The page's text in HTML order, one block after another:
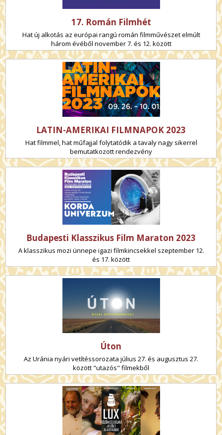
17. Román Filmhét
Hat új alkotás az európai rangú román filmművészet elmúlt
három évéből november 7. és 12. között
LATIN-AMERIKAI FILMNAPOK 2023
Hat filmmel, hat műfajjal folytatódik a tavaly nagy sikerrel
bemutatkozott rendezvény
Budapesti Klasszikus Film Maraton 2023
A klasszikus mozi ünnepe igazi filmkincsekkel szeptember 12.
és 17. között
Úton
Az Uránia nyári vetítéssorozata július 27. és augusztus 27.
között "utazós" filmekből